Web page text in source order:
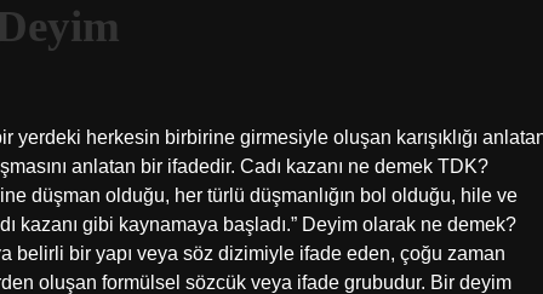
yerdeki herkesin birbirine girmesiyle oluşan karışıklığı
anlatan bir ifadedir. Cadı kazanı ne demek TDK?
düşman olduğu, her türlü düşmanlığın bol olduğu, hile ve
kazanı gibi kaynamaya başladı.” Deyim olarak ne demek?
belirli bir yapı veya söz dizimiyle ifade eden, çoğu zaman
oluşan formülsel sözcük veya ifade grubudur. Bir deyim